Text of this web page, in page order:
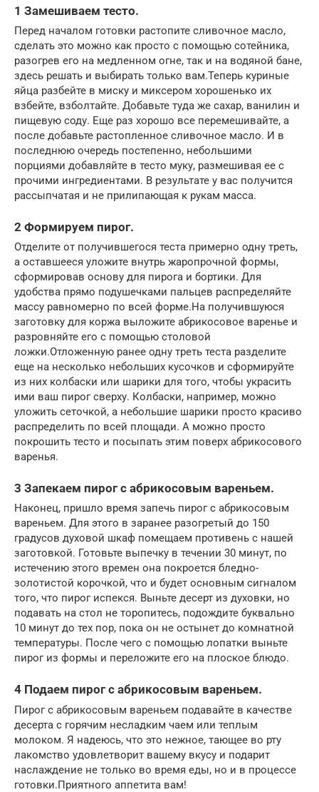
1 Замешиваем тесто.
Перед началом готовки растопите сливочное масло,
сделать это можно как просто с помощью сотейника,
разогрев его на медленном огне, так и на водяной бане,
здесь решать и выбирать только вам.Теперь куриные
яйца разбейте в миску и миксером хорошенько их
взбейте, взболтайте. Добавьте туда же сахар, ванилин и
пищевую соду. Еще раз хорошо все перемешивайте, а
после добавьте растопленное сливочное масло. И в
последнюю очередь постепенно, небольшими
порциями добавляйте в тесто муку, размешивая ее с
прочими ингредиентами. В результате у вас получится
рассыпчатая и не прилипающая к рукам масса.
2 Формируем пирог.
Отделите от получившегося теста примерно одну треть,
а оставшееся уложите внутрь жаропрочной формы,
сформировав основу для пирога и бортики. Для
удобства прямо подушечками пальцев распределяйте
массу равномерно по всей форме.На получившуюся
заготовку для коржа выложите абрикосовое варенье и
разровняйте его с помощью столовой
ложки.Отложенную ранее одну треть теста разделите
еще на несколько небольших кусочков и сформируйте
из них колбаски или шарики для того, чтобы украсить
ими ваш пирог сверху. Колбаски, например, можно
уложить сеточкой, а небольшие шарики просто красиво
распределить по всей площади. А можно просто
покрошить тесто и посыпать этим поверх абрикосового
варенья.
3 Запекаем пирог с абрикосовым вареньем.
Наконец, пришло время запечь пирог с абрикосовым
вареньем. Для этого в заранее разогретый до 150
градусов духовой шкаф помещаем противень с нашей
заготовкой. Готовьте выпечку в течении 30 минут, по
истечению этого времен она покроется бледно-
золотистой корочкой, что и будет основным сигналом
того, что пирог испекся. Выньте десерт из духовки, но
подавать на стол не торопитесь, подождите буквально
10 минут до тех пор, пока он не остынет до комнатной
температуры. После чего с помощью лопатки выньте
пирог из формы и переложите его на плоское блюдо.
4 Подаем пирог с абрикосовым вареньем.
Пирог с абрикосовым вареньем подавайте в качестве
десерта с горячим несладким чаем или теплым
молоком. Я надеюсь, что это нежное, тающее во рту
лакомство удовлетворит вашему вкусу и подарит
наслаждение не только во время еды, но и в процессе
готовки.Приятного аппетита вам!